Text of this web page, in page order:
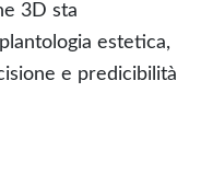
3D sta
estetica,
e predicibilità